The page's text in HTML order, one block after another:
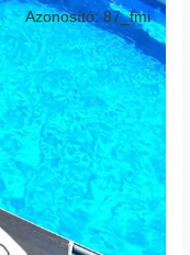
Azonosító: 87_fmi